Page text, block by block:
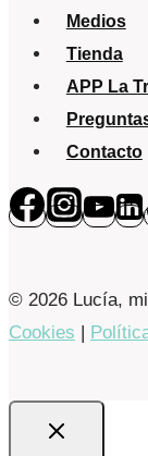
Medios
Tienda
APP La
Contacto
© 2026 Lucía, mi
Cookies